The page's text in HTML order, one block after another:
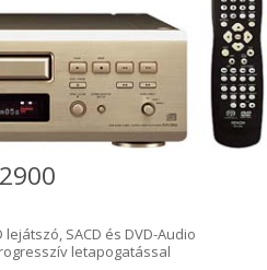
SACD és DVD-Audio
letapogatással